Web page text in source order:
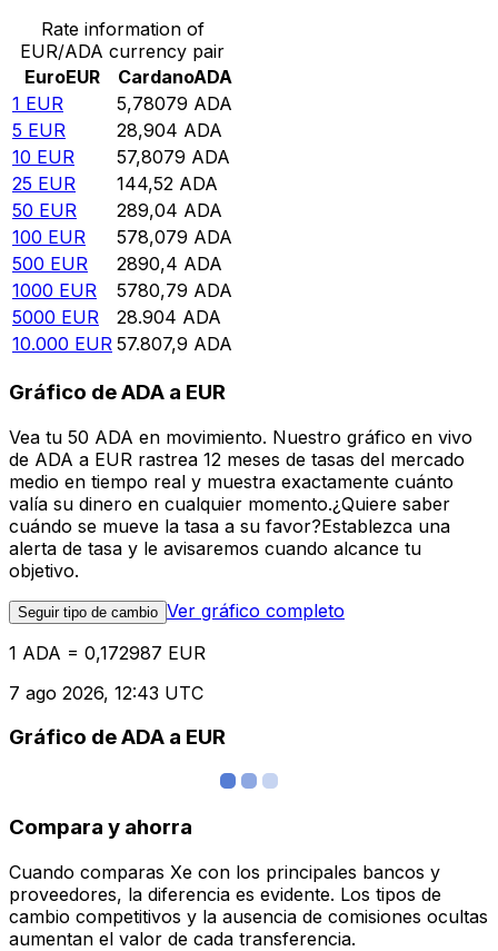
Rate information of
EUR/ADA currency pair
EuroEUR CardanoADA
1 EUR 5,78079 ADA
5 EUR 28,904 ADA
10 EUR 57,8079 ADA
25 EUR 144,52 ADA
50 EUR 289,04 ADA
100 EUR 578,079 ADA
500 EUR 2890,4 ADA
1000 EUR 5780,79 ADA
5000 EUR 28.904 ADA
10.000 EUR 57.807,9 ADA
Gráfico de ADA a EUR
Vea tu 50 ADA en movimiento. Nuestro gráfico en vivo
de ADA a EUR rastrea 12 meses de tasas del mercado
medio en tiempo real y muestra exactamente cuánto
valía su dinero en cualquier momento.¿Quiere saber
cuándo se mueve la tasa a su favor?Establezca una
alerta de tasa y le avisaremos cuando alcance tu
objetivo.
Seguir tipo de cambio Ver gráfico completo
1 ADA = 0,172987 EUR
7 ago 2026, 12:43 UTC
Gráfico de ADA a EUR
Compara y ahorra
Cuando comparas Xe con los principales bancos y
proveedores, la diferencia es evidente. Los tipos de
cambio competitivos y la ausencia de comisiones ocultas
aumentan el valor de cada transferencia.